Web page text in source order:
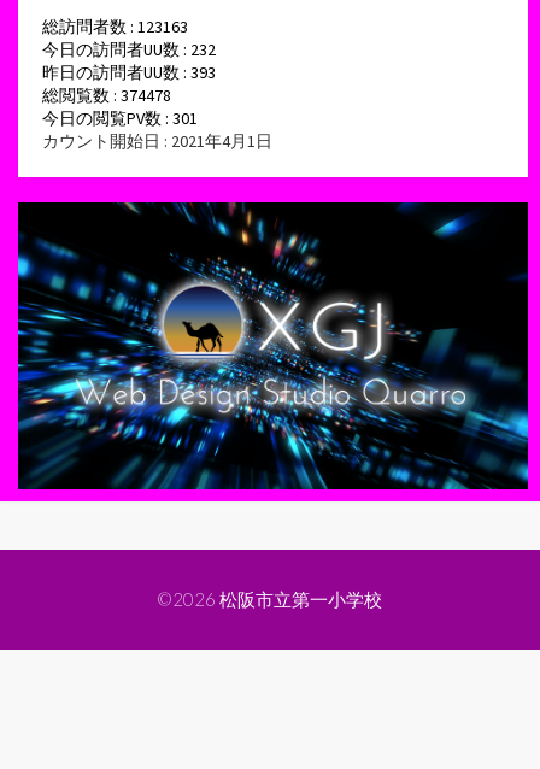
総訪問者数 : 123163
今日の訪問者UU数 : 232
昨日の訪問者UU数 : 393
総閲覧数 : 374478
今日の閲覧PV数 : 301
カウント開始日 : 2021年4月1日
©2026 松阪市立第一小学校